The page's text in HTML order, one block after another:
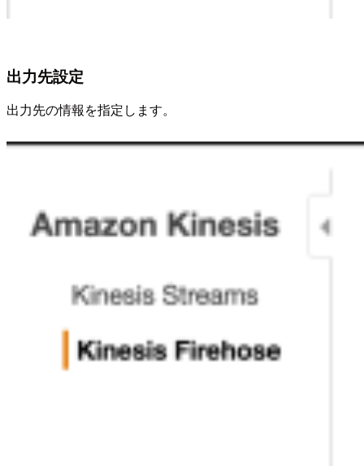
出力先設定
出力先の情報を指定します。